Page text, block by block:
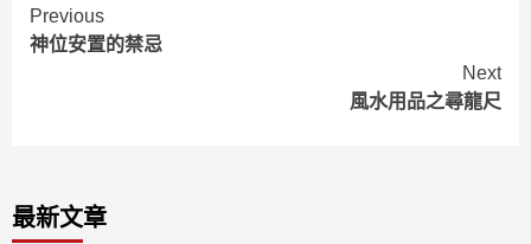
Continue
Reading
Previous
神位安置的禁忌
Next
風水用品之尋龍尺
最新文章